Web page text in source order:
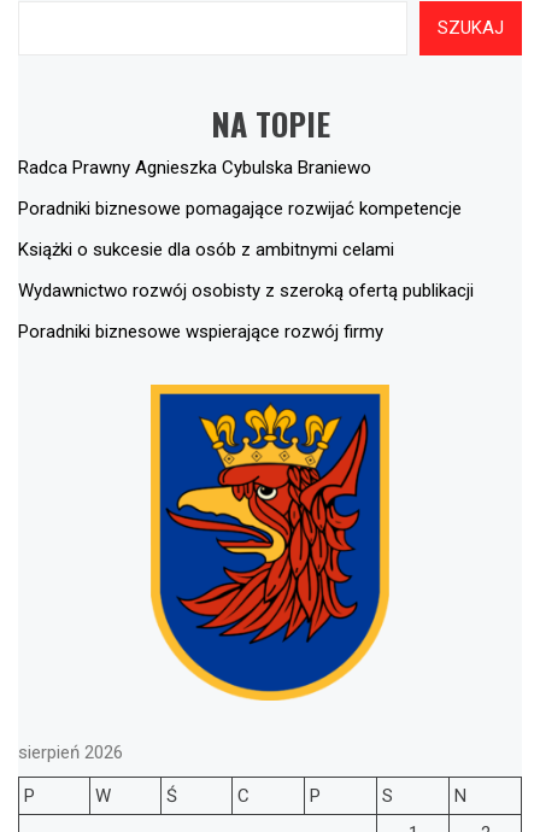
SZUKAJ
NA TOPIE
Radca Prawny Agnieszka Cybulska Braniewo
Poradniki biznesowe pomagające rozwijać kompetencje
Książki o sukcesie dla osób z ambitnymi celami
Wydawnictwo rozwój osobisty z szeroką ofertą publikacji
Poradniki biznesowe wspierające rozwój firmy
sierpień 2026
P
W Ś C P S
N